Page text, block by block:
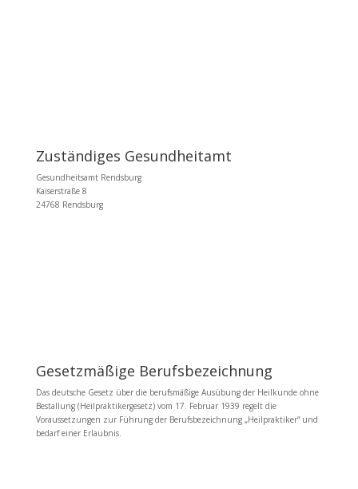
Zuständiges Gesundheitamt
Gesundheitsamt Rendsburg
Kaiserstraße 8
24768 Rendsburg
Gesetzmäßige Berufsbezeichnung
Das deutsche Gesetz über die berufsmäßige Ausübung der Heilkunde ohne
Bestallung (Heilpraktikergesetz)vom 17. Februar 1939 regelt die
Voraussetzungen zur Führung der Berufsbezeichnung „Heilpraktiker“ und
bedarf einer Erlaubnis.